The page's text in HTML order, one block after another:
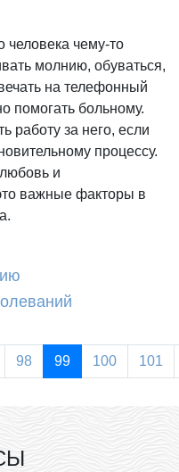
человека чему-то
молнию, обуваться,
на телефонный
помогать больному.
работу за него, если
процессу.
и
важные факторы в
98 99 100 101